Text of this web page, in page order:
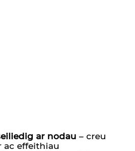
ar nodau – creu
ac effeithiau